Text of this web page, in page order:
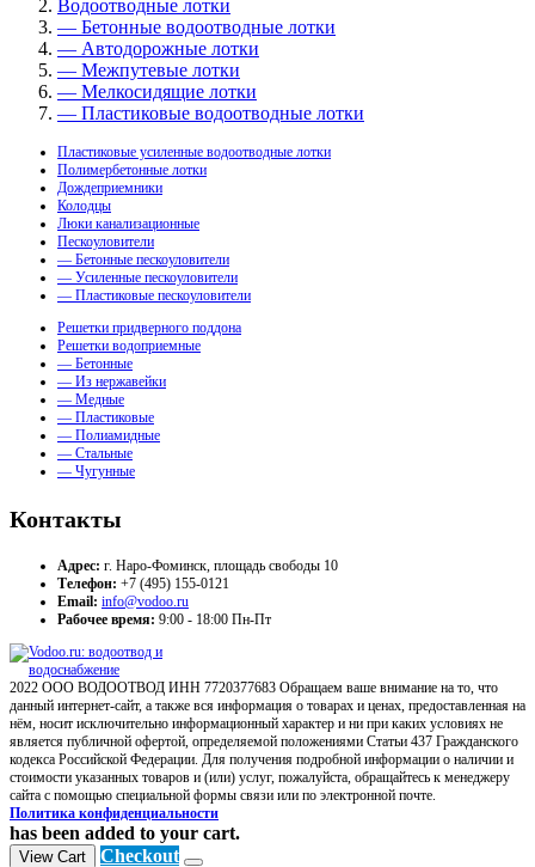
Водоотводные лотки
— Бетонные водоотводные лотки
— Автодорожные лотки
— Межпутевые лотки
— Мелкосидящие лотки
— Пластиковые водоотводные лотки
Пластиковые усиленные водоотводные лотки
Полимербетонные лотки
Дождеприемники
Колодцы
Люки канализационные
Пескоуловители
— Бетонные пескоуловители
— Усиленные пескоуловители
— Пластиковые пескоуловители
Решетки придверного поддона
Решетки водоприемные
— Бетонные
— Из нержавейки
— Медные
— Пластиковые
— Полиамидные
— Стальные
— Чугунные
Контакты
Адрес: г. Наро-Фоминск, площадь свободы 10
Телефон: +7 (495) 155-0121
Email: info@vodoo.ru
Рабочее время: 9:00 - 18:00 Пн-Пт
2022 ООО ВОДООТВОД ИНН 7720377683 Обращаем ваше внимание на то, что
данный интернет-сайт, а также вся информация о товарах и ценах, предоставленная на
нём, носит исключительно информационный характер и ни при каких условиях не
является публичной офертой, определяемой положениями Статьи 437 Гражданского
кодекса Российской Федерации. Для получения подробной информации о наличии и
стоимости указанных товаров и (или) услуг, пожалуйста, обращайтесь к менеджеру
сайта с помощью специальной формы связи или по электронной почте.
Политика конфиденциальности
has been added to your cart.
View Cart Checkout